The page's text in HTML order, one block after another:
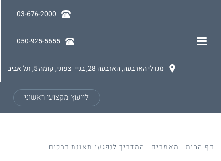
03-676-2000
050-925-5655
מגדלי הארבעה, הארבעה 28, בניין צפוני, קומה 5, תל אביב
לייעוץ מקצועי ראשוני
דף הבית - מאמרים - המדריך לנפגעי תאונת דרכים